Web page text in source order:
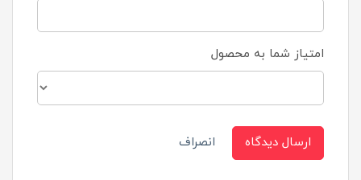
امتیاز شما به محصول
ارسال دیدگاه انصراف